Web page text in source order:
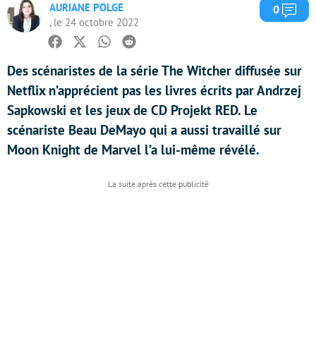
AURIANE POLGE
, le 24 octobre 2022
0
Facebook
TwitterWhatsapp
Reddit
Des scénaristes de la série The Witcher diffusée sur
Netflix n’apprécient pas les livres écrits par Andrzej
Sapkowski et les jeux de CD Projekt RED. Le
scénariste Beau DeMayo qui a aussi travaillé sur
Moon Knight de Marvel l’a lui-même révélé.